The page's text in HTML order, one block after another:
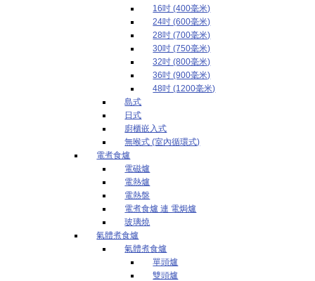
16吋 (400毫米)
24吋 (600毫米)
28吋 (700毫米)
30吋 (750毫米)
32吋 (800毫米)
36吋 (900毫米)
48吋 (1200毫米)
島式
日式
廚櫃嵌入式
無喉式 (室內循環式)
電煮食爐
電磁爐
電熱爐
電熱盤
電煮食爐 連 電焗爐
玻璃燒
氣體煮食爐
氣體煮食爐
單頭爐
雙頭爐